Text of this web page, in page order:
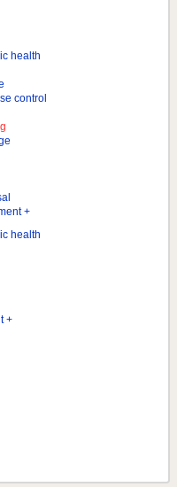
health
control
+
health
+